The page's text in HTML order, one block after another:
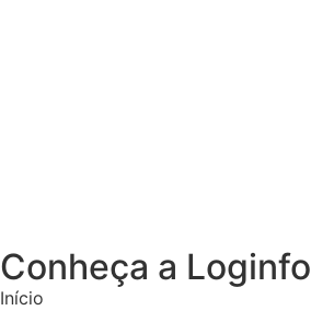
Conheça a Loginfo
Início